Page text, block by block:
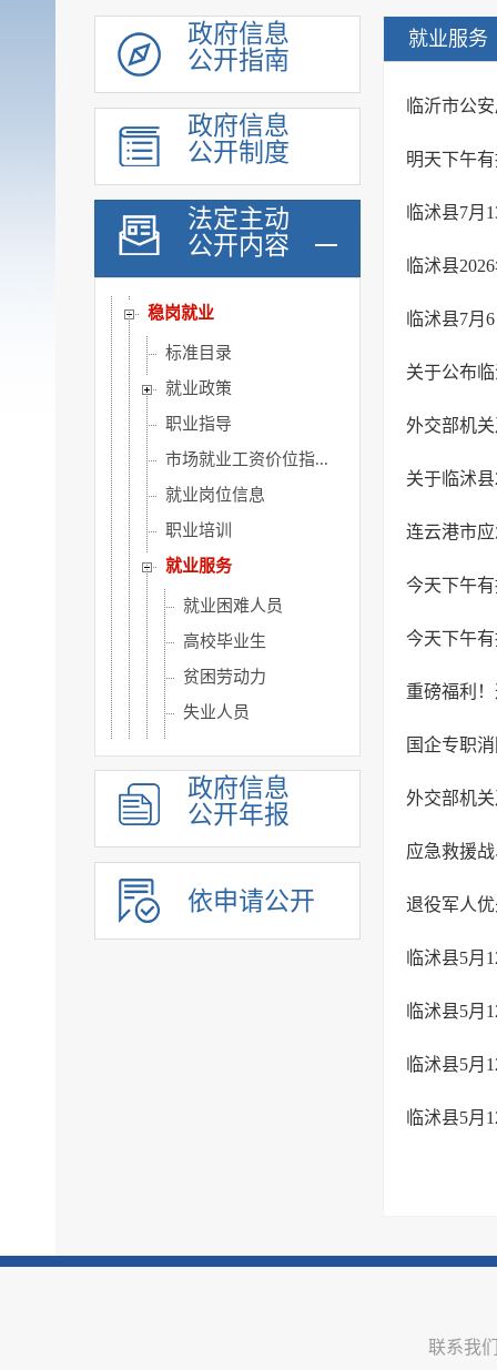
政府信息
公开指南
政府信息
公开制度
法定主动
公开内容
公共法律服务
审计公开
双随机一公开
信用信息
价格与减税降费
旅游
市场监管
稳岗就业
标准目录
就业政策
职业指导
市场就业工资价位指...
就业岗位信息
职业培训
就业服务
就业困难人员
高校毕业生
贫困劳动力
失业人员
补贴信息
国资国企信息
治安管理
市政建设
政府信息
公开年报
依申请公开
就业服务
临沂市公
明天下午
临沭县7月
临沭县
临沭县7月
关于公布
外交部机
关于临沭
连云港市
今天下午
今天下午
重磅福利
国企专职
外交部机
应急救援
退役军人
临沭县5月
临沭县5月
临沭县5月
临沭县5月
联系我